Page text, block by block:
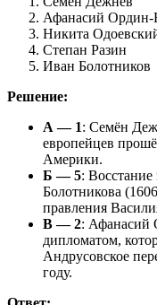
Афанасий
Никита
Степан Разин
Иван Болотников
Решение:
А — 1: Семён
европейцев
Америки.
Б — 5:
Болотникова
правления
В — 2:
дипломатом,
Андрусовское
году.